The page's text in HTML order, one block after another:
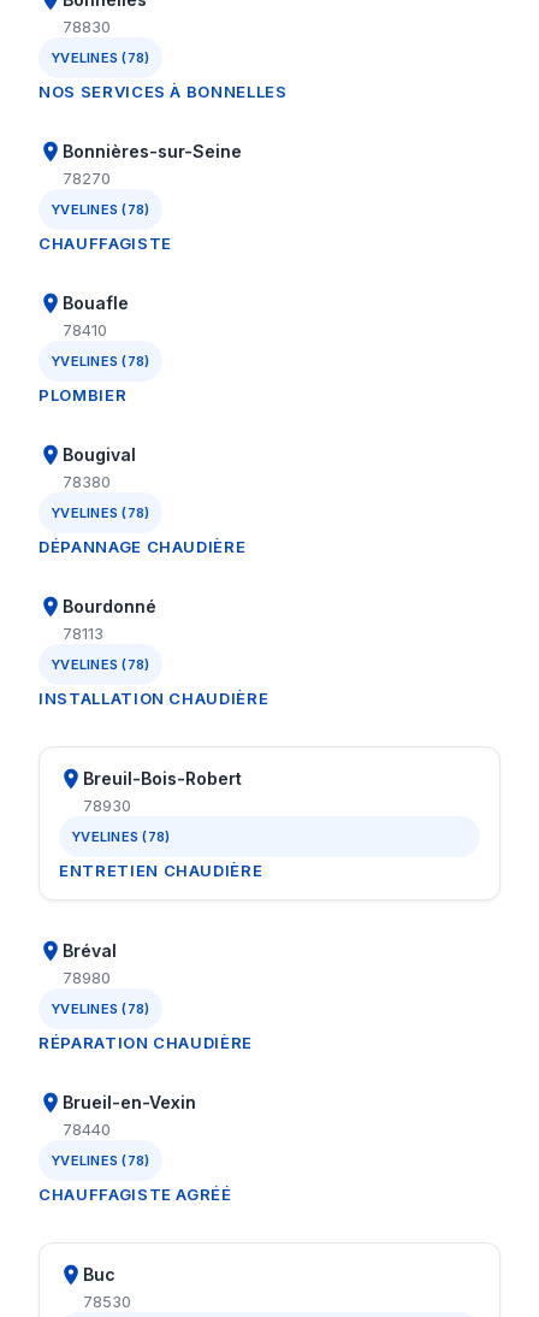
78830
YVELINES (78)
NOS SERVICES À BONNELLES
Bonnières-sur-Seine
78270
YVELINES (78)
CHAUFFAGISTE
Bouafle
78410
YVELINES (78)
PLOMBIER
Bougival
78380
YVELINES (78)
DÉPANNAGE CHAUDIÈRE
Bourdonné
78113
YVELINES (78)
INSTALLATION CHAUDIÈRE
Breuil-Bois-Robert
78930
YVELINES (78)
ENTRETIEN CHAUDIÈRE
Bréval
78980
YVELINES (78)
RÉPARATION CHAUDIÈRE
Brueil-en-Vexin
78440
YVELINES (78)
CHAUFFAGISTE AGRÉÉ
Buc
78530